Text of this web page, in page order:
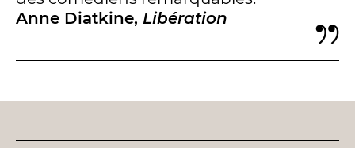
Anne Diatkine, Libération